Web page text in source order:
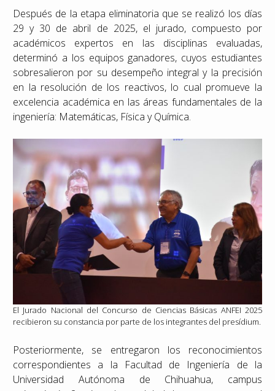
Después de la etapa eliminatoria que se realizó los días
29 y 30 de abril de 2025, el jurado, compuesto por
académicos expertos en las disciplinas evaluadas,
determinó a los equipos ganadores, cuyos estudiantes
sobresalieron por su desempeño integral y la precisión
en la resolución de los reactivos, lo cual promueve la
excelencia académica en las áreas fundamentales de la
ingeniería: Matemáticas, Física y Química.
El Jurado Nacional del Concurso de Ciencias Básicas ANFEI 2025
recibieron su constancia por parte de los integrantes del presídium.
Posteriormente, se entregaron los reconocimientos
correspondientes a la Facultad de Ingeniería de la
Universidad Autónoma de Chihuahua, campus